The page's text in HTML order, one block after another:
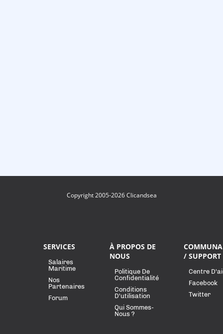
Copyright 2005-2026 Clicandsea
SERVICES
Salaires
Maritime
Nos
Partenaires
Forum
À PROPOS DE
NOUS
Politique De
Confidentialité
Conditions
D'utilisation
Qui Sommes-
Nous ?
/ SUPPORT
Centre
Facebook
Twitter